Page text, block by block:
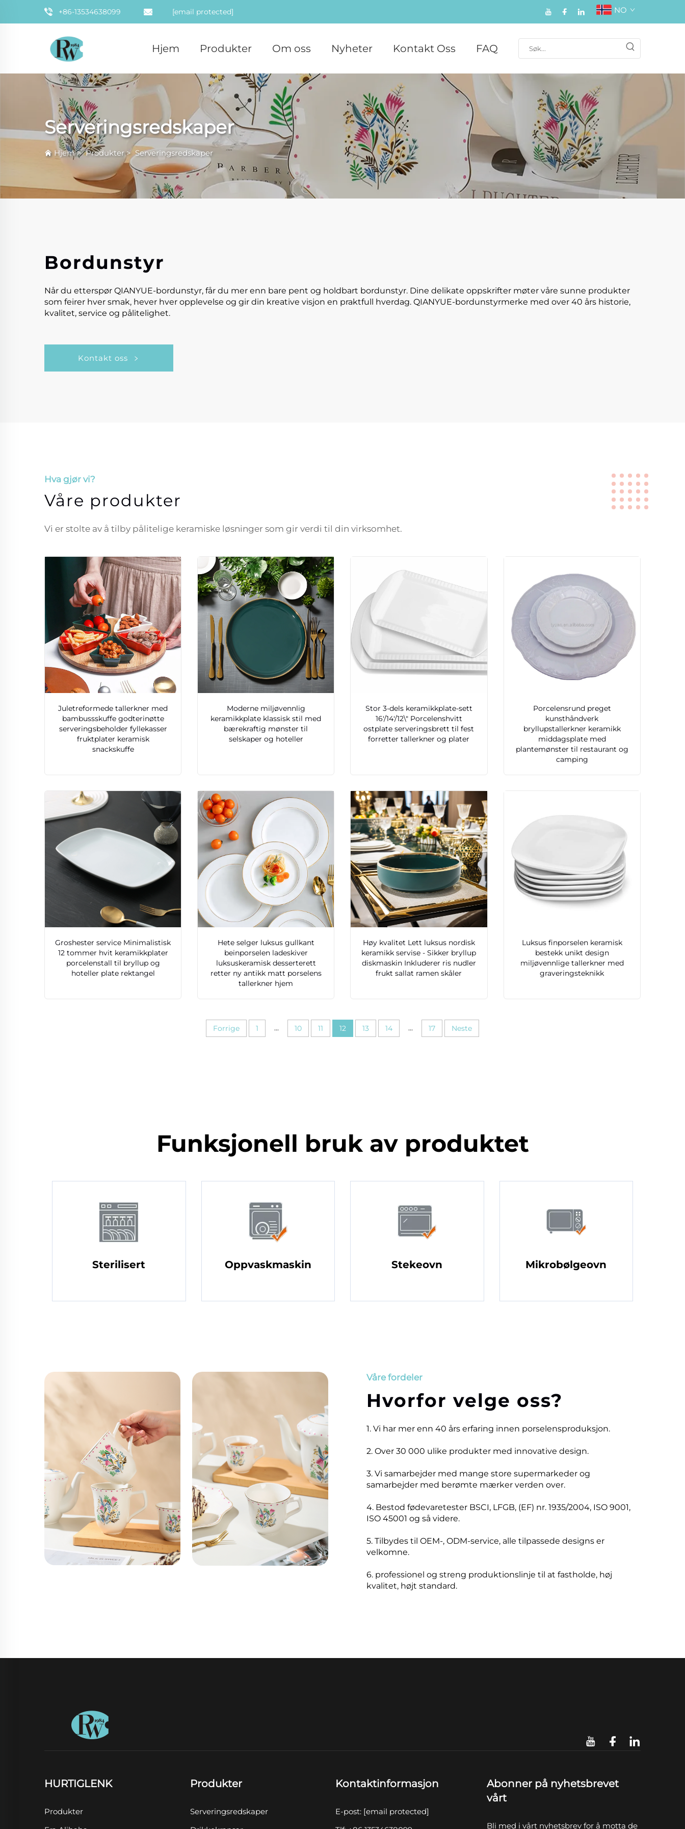
+86-13534638099 [email protected] NO
Hjem Produkter Om oss Nyheter Kontakt Oss FAQ
Serveringsredskaper
Hjem>Produkter>Serveringsredskaper
Bordunstyr
Når du etterspør QIANYUE-bordunstyr, får du mer enn bare pent og holdbart bordunstyr. Dine delikate oppskrifter møter våre sunne produkter
som feirer hver smak, hever hver opplevelse og gir din kreative visjon en praktfull hverdag. QIANYUE-bordunstyrmerke med over 40 års historie,
kvalitet, service og pålitelighet.
Kontakt oss
Hva gjør vi?
Våre produkter
Vi er stolte av å tilby pålitelige keramiske løsninger som gir verdi til din virksomhet.
Juletreformede tallerkner med
bambussskuffe godterinøtte
serveringsbeholder fyllekasser
fruktplater keramisk
snackskuffe
Moderne miljøvennlig
keramikkplate klassisk stil med
bærekraftig mønster til
selskaper og hoteller
Stor 3-dels keramikkplate-sett
16'/14'/12\" Porcelenshvitt
ostplate serveringsbrett til fest
forretter tallerkner og plater
Porcelensrund preget
kunsthåndverk
bryllupstallerkner keramikk
middagsplate med
plantemønster til restaurant og
camping
Groshester service Minimalistisk
12 tommer hvit keramikkplater
porcelenstall til bryllup og
hoteller plate rektangel
Hete selger luksus gullkant
beinporselen ladeskiver
luksuskeramisk desserterett
retter ny antikk matt porselens
tallerkner hjem
Høy kvalitet Lett luksus nordisk
keramikk servise - Sikker bryllup
diskmaskin Inkluderer ris nudler
frukt sallat ramen skåler
Luksus finporselen keramisk
bestekk unikt design
miljøvennlige tallerkner med
graveringsteknikk
Forrige 1 ... 10 11 12 13 14 ... 17 Neste
Funksjonell bruk av produktet
Sterilisert Oppvaskmaskin Stekeovn Mikrobølgeovn
Våre fordeler
Hvorfor velge oss?
1. Vi har mer enn 40 års erfaring innen porselensproduksjon.
2. Over 30 000 ulike produkter med innovative design.
3. Vi samarbejder med mange store supermarkeder og
samarbejder med berømte mærker verden over.
4. Bestod fødevaretester BSCI, LFGB, (EF) nr. 1935/2004, ISO 9001,
ISO 45001 og så videre.
5. Tilbydes til OEM-, ODM-service, alle tilpassede designs er
velkomne.
6. professionel og streng produktionslinje til at fastholde, høj
kvalitet, højt standard.
HURTIGLENK
Produkter
Produkter
Serveringsredskaper
Kontaktinformasjon
E-post: [email protected]
Abonner på nyhetsbrevet
vårt
Bli med i vårt nyhetsbrev for å motta de